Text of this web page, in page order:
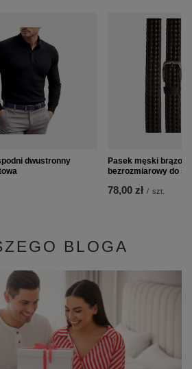
dwustronny
Pasek męski
bezrozmiarowy do
78,00 zł / szt.
BLOGA